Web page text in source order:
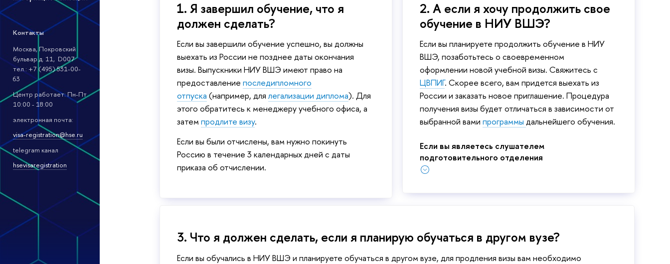
Контакты
Москва, Покровский
бульвар д. 11, D007
тел.: +7 (495) 531-00-
63
Центр работает: Пн-Пт
10:00 - 18:00
электронная почта:
visa-registration@hse.ru
telegram канал
hsevisaregistration
1. Я завершил обучение, что я
должен сделать?
Если вы завершили обучение успешно, вы должны
выехать из России не позднее даты окончания
визы. Выпускники НИУ ВШЭ имеют право на
предоставление последипломного
отпуска (например, длялегализации диплома). Для
этого обратитесь к менеджеру учебного офиса, а
затем продлите визу.
Если вы были отчислены, вам нужно покинуть
Россию в течение 3 календарных дней с даты
приказа об отчислении.
2. А если я хочу продолжить свое
обучение в НИУ ВШЭ?
Если вы планируете продолжить обучение в НИУ
ВШЭ, позаботьтесь о своевременном
оформлении новой учебной визы. Свяжитесь с
ЦВПИГ. Скорее всего, вам придется выехать из
России и заказать новое приглашение. Процедура
получения визы будет отличаться в зависимости от
выбранной вами программы дальнейшего обучения.
Если вы являетесь слушателем
подготовительного отделения
3. Что я должен сделать, если я планирую обучаться в другом вузе?
Если вы обучались в НИУ ВШЭ и планируете обучаться в другом вузе, для продления визы вам необходимо